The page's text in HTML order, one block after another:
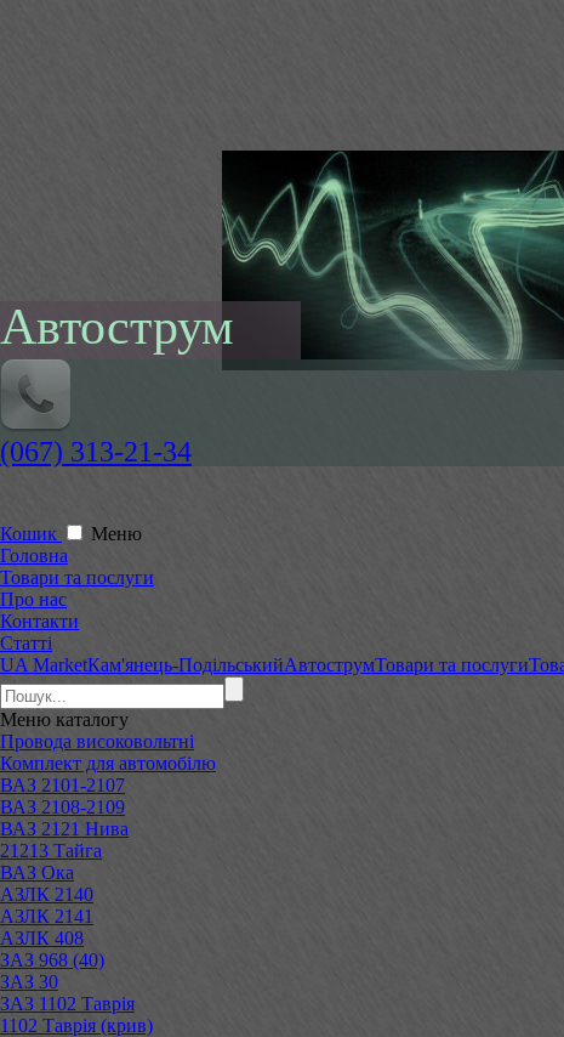
Автострум
(067) 313-21-34
Кошик
Меню
Головна
Товари та послуги
Про нас
Контакти
Статті
UA MarketКам'янець-ПодільськийАвтострумТовари та послуги
Меню каталогу
Провода високовольтні
Комплект для автомобілю
ВАЗ 2101-2107
ВАЗ 2108-2109
ВАЗ 2121 Нива
21213 Тайга
ВАЗ Ока
АЗЛК 2140
АЗЛК 2141
АЗЛК 408
ЗАЗ 968 (40)
ЗАЗ 30
ЗАЗ 1102 Таврія
1102 Таврія (крив)